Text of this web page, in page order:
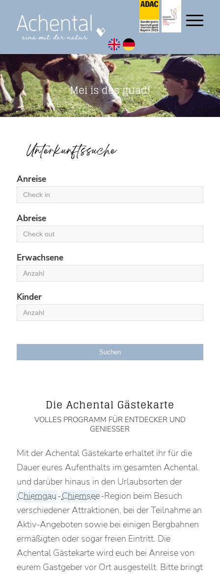
Mei is des guad!
Unterkunftssuche
Anreise
Abreise
Erwachsene
Kinder
Suchen
Die Achental Gästekarte
VOLLES PROGRAMM FÜR ENTDECKER UND
GENIESSER
Mit der Achental Gästekarte erhaltet ihr für die
Dauer eures Aufenthalts im gesamten Achental
und darüber hinaus in den Urlaubsorten der
Chiemgau-Chiemsee-Region beim Besuch
verschiedener Attraktionen, bei der Teilnahme an
Aktiv-Angeboten sowie bei einigen Bergbahnen
ermäßigten oder sogar freien Eintritt. Die
Achental Gästekarte wird euch bei Anreise von
eurem Gastgeber vor Ort ausgestellt. Bitte bringt